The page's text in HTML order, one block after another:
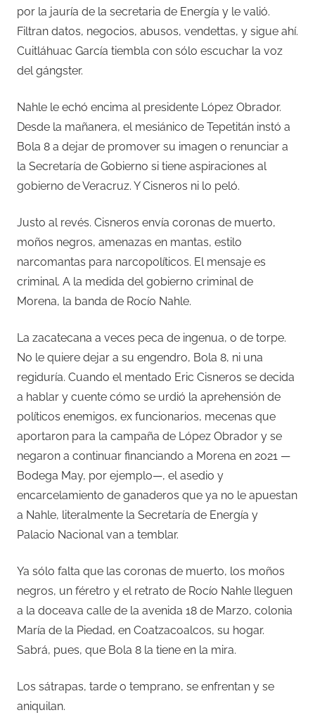
por la jauría de la secretaria de Energía y le valió.
Filtran datos, negocios, abusos, vendettas, y sigue ahí.
Cuitláhuac García tiembla con sólo escuchar la voz
del gángster.
Nahle le echó encima al presidente López Obrador.
Desde la mañanera, el mesiánico de Tepetitán instó a
Bola 8 a dejar de promover su imagen o renunciar a
la Secretaría de Gobierno si tiene aspiraciones al
gobierno de Veracruz. Y Cisneros ni lo peló.
Justo al revés. Cisneros envía coronas de muerto,
moños negros, amenazas en mantas, estilo
narcomantas para narcopolíticos. El mensaje es
criminal. A la medida del gobierno criminal de
Morena, la banda de Rocío Nahle.
La zacatecana a veces peca de ingenua, o de torpe.
No le quiere dejar a su engendro, Bola 8, ni una
regiduría. Cuando el mentado Eric Cisneros se decida
a hablar y cuente cómo se urdió la aprehensión de
políticos enemigos, ex funcionarios, mecenas que
aportaron para la campaña de López Obrador y se
negaron a continuar financiando a Morena en 2021 —
Bodega May, por ejemplo—, el asedio y
encarcelamiento de ganaderos que ya no le apuestan
a Nahle, literalmente la Secretaría de Energía y
Palacio Nacional van a temblar.
Ya sólo falta que las coronas de muerto, los moños
negros, un féretro y el retrato de Rocío Nahle lleguen
a la doceava calle de la avenida 18 de Marzo, colonia
María de la Piedad, en Coatzacoalcos, su hogar.
Sabrá, pues, que Bola 8 la tiene en la mira.
Los sátrapas, tarde o temprano, se enfrentan y se
aniquilan.